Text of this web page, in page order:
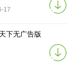
17
下无广告版